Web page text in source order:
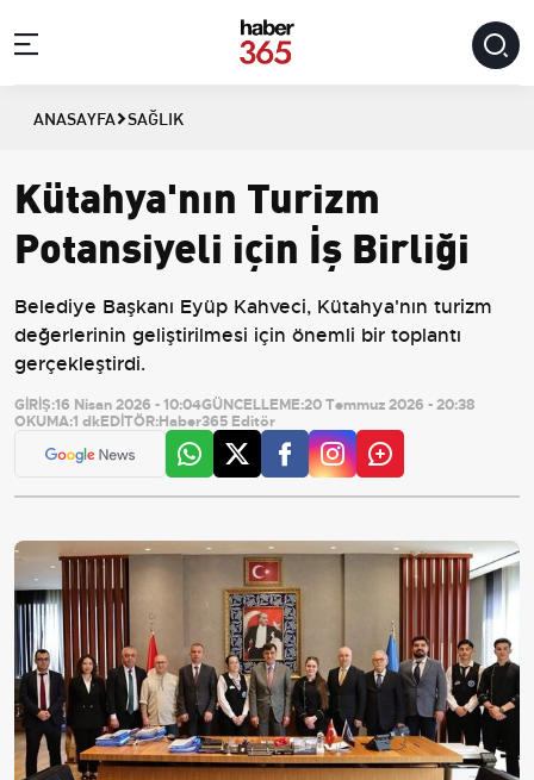
ANASAYFA SAĞLIK
Kütahya'nın Turizm
Potansiyeli için İş Birliği
Belediye Başkanı Eyüp Kahveci, Kütahya'nın turizm
değerlerinin geliştirilmesi için önemli bir toplantı
gerçekleştirdi.
GİRİŞ:16 Nisan 2026 - 10:04GÜNCELLEME:20 Temmuz 2026 - 20:38
OKUMA:1 dkEDİTÖR:Haber365 Editör